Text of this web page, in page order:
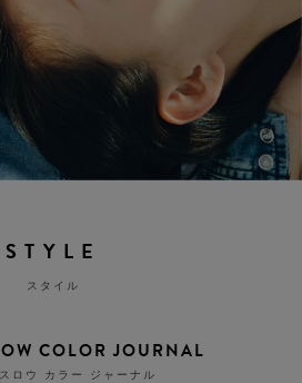
STYLE
スタイル
COLOR JOURNAL
ロウ カラー ジャーナル